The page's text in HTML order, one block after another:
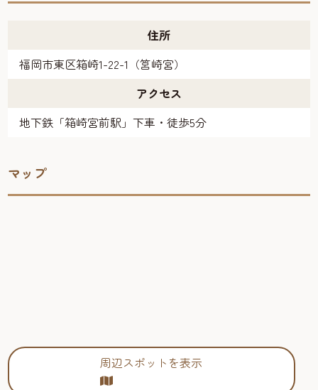
住所
福岡市東区箱崎1-22-1（筥崎宮）
アクセス
地下鉄「箱崎宮前駅」下車・徒歩5分
マップ
周辺スポットを表示